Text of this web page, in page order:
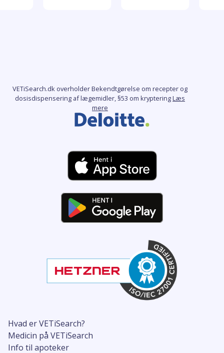
Hvad er VETiSearch?
Medicin på VETiSearch
Info til apoteker
VETiSearch.dk overholder Bekendtgørelse om recepter og
dosisdispensering af lægemidler, §53 om krypteringLæs
mere